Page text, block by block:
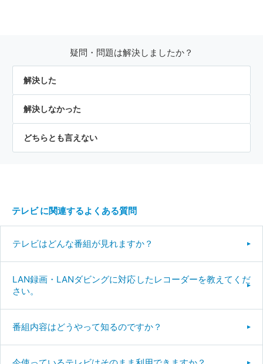
疑問・問題は解決しましたか？
解決した
解決しなかった
どちらとも言えない
テレビ に関連するよくある質問
テレビはどんな番組が見れますか？
LAN録画・LANダビングに対応したレコーダーを教えてくだ
さい。
番組内容はどうやって知るのですか？